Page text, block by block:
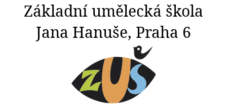
Základní umělecká škola
Jana Hanuše, Praha 6